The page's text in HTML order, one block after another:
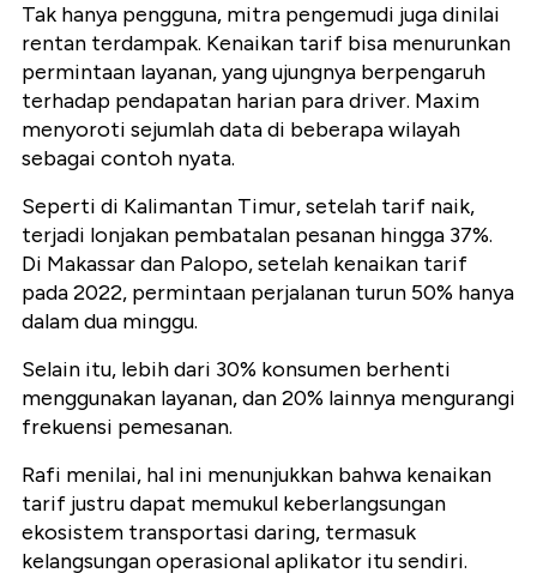
Tak hanya pengguna, mitra pengemudi juga dinilai
rentan terdampak. Kenaikan tarif bisa menurunkan
permintaan layanan, yang ujungnya berpengaruh
terhadap pendapatan harian para driver. Maxim
menyoroti sejumlah data di beberapa wilayah
sebagai contoh nyata.
Seperti di Kalimantan Timur, setelah tarif naik,
terjadi lonjakan pembatalan pesanan hingga 37%.
Di Makassar dan Palopo, setelah kenaikan tarif
pada 2022, permintaan perjalanan turun 50% hanya
dalam dua minggu.
Selain itu, lebih dari 30% konsumen berhenti
menggunakan layanan, dan 20% lainnya mengurangi
frekuensi pemesanan.
Rafi menilai, hal ini menunjukkan bahwa kenaikan
tarif justru dapat memukul keberlangsungan
ekosistem transportasi daring, termasuk
kelangsungan operasional aplikator itu sendiri.